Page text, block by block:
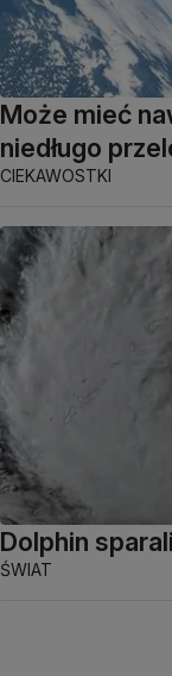
Może mieć
niedługo
CIEKAWOSTKI
Dolphin
ŚWIAT